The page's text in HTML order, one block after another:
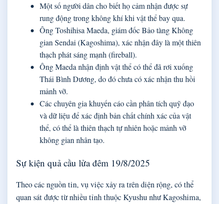
Một số người dân cho biết họ cảm nhận được sự
rung động trong không khí khi vật thể bay qua.
Ông Toshihisa Maeda, giám đốc Bảo tàng Không
gian Sendai (Kagoshima), xác nhận đây là một thiên
thạch phát sáng mạnh (fireball).
Ông Maeda nhận định vật thể có thể đã rơi xuống
Thái Bình Dương, do đó chưa có xác nhận thu hồi
mảnh vỡ.
Các chuyên gia khuyến cáo cần phân tích quỹ đạo
và dữ liệu để xác định bản chất chính xác của vật
thể, có thể là thiên thạch tự nhiên hoặc mảnh vỡ
không gian nhân tạo.
Sự kiện quả cầu lửa đêm 19/8/2025
Theo các nguồn tin, vụ việc xảy ra trên diện rộng, có thể
quan sát được từ nhiều tỉnh thuộc Kyushu như Kagoshima,